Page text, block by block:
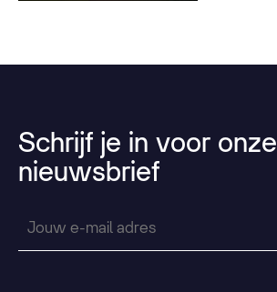
Schrijf je in voor onze
nieuwsbrief